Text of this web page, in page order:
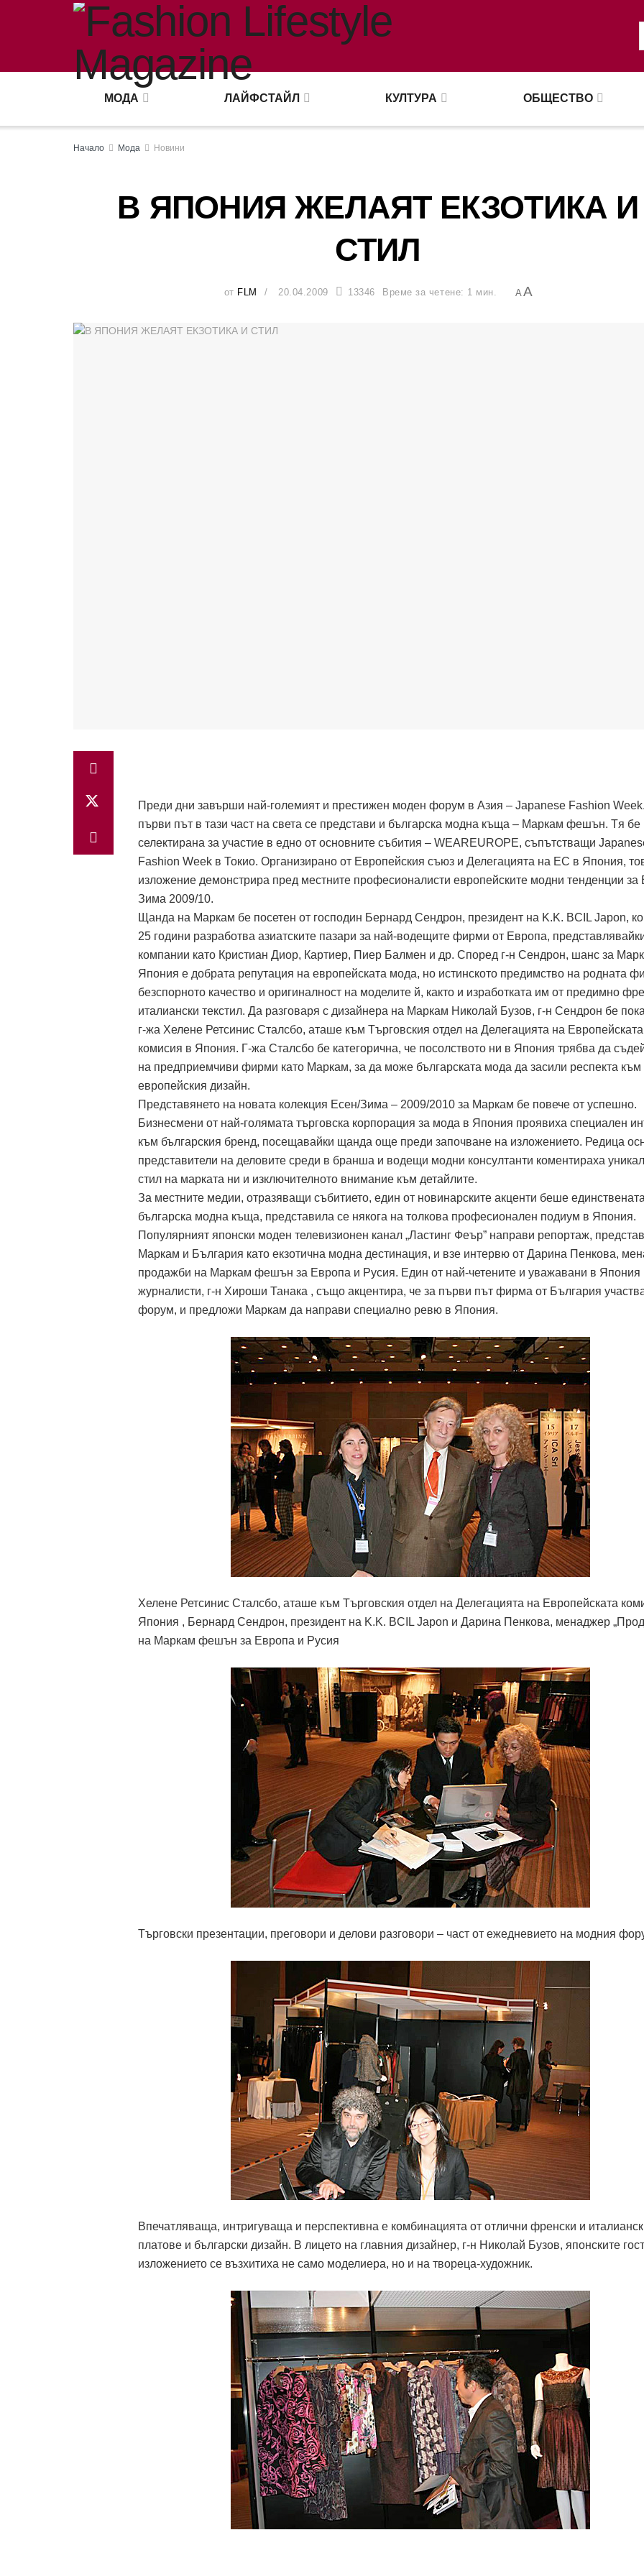
МОДА ЛАЙФСТАЙЛ КУЛТУРА ОБЩЕСТВО
Начало Мода Новини
В ЯПОНИЯ ЖЕЛАЯТ ЕКЗОТИКА И
СТИЛ
от FLM 20.04.2009 13346 Време за четене: 1 мин. AA
Преди дни завърши най-големият и престижен моден форум в Азия – Japanese Fashion
първи път в тази част на света се представи и българска модна къща – Маркам фешън. Tя бе
селектирана за участие в едно от основните събития – WEAREUROPE, съпътстващи
Fashion Week в Токио. Организирано от Европейския съюз и Делегацията на ЕС в Япония,
изложение демонстрира пред местните професионалисти европейските модни тенденции за
Зима 2009/10.
Щанда на Маркам бе посетен от господин Бернард Сендрон, президент на K.K. BCIL Japon,
25 години разработва азиатските пазари за най-водещите фирми от Европа,
компании като Кристиан Диор, Картиер, Пиер Балмен и др. Според г-н Сендрон, шанс за
Япония е добрата репутация на европейската мода, но истинското предимство на родната
безспорното качество и оригиналност на моделите й, както и изработката им от предимно
италиански текстил. Да разговаря с дизайнера на Маркам Николай Бузов, г-н Сендрон бе
г-жа Хелене Ретсинис Сталсбо, аташе към Търговския отдел на Делегацията на Европейската
комисия в Япония. Г-жа Сталсбо бе категорична, че посолството ни в Япония трябва да
на предприемчиви фирми като Маркам, за да може българската мода да засили респекта към
европейския дизайн.
Представянето на новата колекция Есен/Зима – 2009/2010 за Маркам бе повече от успешно.
Бизнесмени от най-голямата търговска корпорация за мода в Япония проявиха специален
към българския бренд, посещавайки щанда още преди започване на изложението. Редица
представители на деловите среди в бранша и водещи модни консултанти коментираха
стил на марката ни и изключителното внимание към детайлите.
За местните медии, отразяващи събитието, един от новинарските акценти беше единствената
българска модна къща, представила се някога на толкова професионален подиум в Япония.
Популярният японски моден телевизионен канал „Ластинг Феър” направи репортаж,
Маркам и България като екзотична модна дестинация, и взе интервю от Дарина Пенкова,
продажби на Маркам фешън за Европа и Русия. Един от най-четените и уважавани в Япония
журналисти, г-н Хироши Танака , също акцентира, че за първи път фирма от България
форум, и предложи Маркам да направи специално ревю в Япония.
Хелене Ретсинис Сталсбо, аташе към Търговския отдел на Делегацията на Европейската
Япония , Бернард Сендрон, президент на K.K. BCIL Japon и Дарина Пенкова, менаджер
на Маркам фешън за Европа и Русия
Търговски презентации, преговори и делови разговори – част от ежедневието на модния
Впечатляваща, интригуваща и перспективна е комбинацията от отлични френски и
платове и български дизайн. В лицето на главния дизайнер, г-н Николай Бузов, японските
изложението се възхитиха не само моделиера, но и на твореца-художник.